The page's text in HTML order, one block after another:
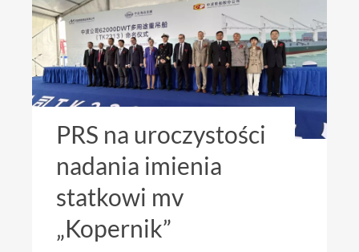
PRS na uroczystości
nadania imienia
statkowi mv
„Kopernik”